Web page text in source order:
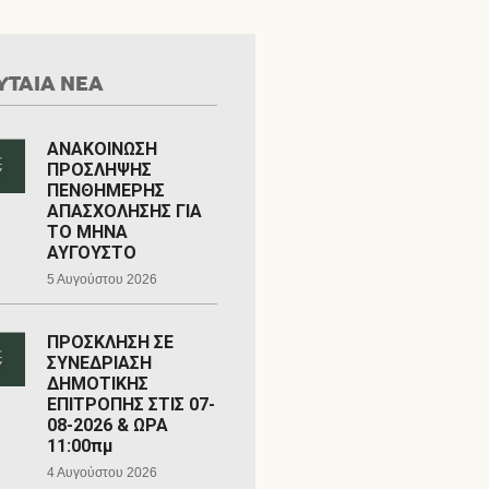
ΝΕΑ
ΑΝΑΚΟΙΝΩΣΗ
ΠΡΟΣΛΗΨΗΣ
ΠΕΝΘΗΜΕΡΗΣ
ΑΠΑΣΧΟΛΗΣΗΣ ΓΙΑ
ΤΟ ΜΗΝΑ
ΑΥΓΟΥΣΤΟ
5 Αυγούστου 2026
ΠΡΟΣΚΛΗΣΗ ΣΕ
ΣΥΝΕΔΡΙΑΣΗ
ΔΗΜΟΤΙΚΗΣ
ΕΠΙΤΡΟΠΗΣ ΣΤΙΣ 07-
08-2026 & ΩΡΑ
11:00πμ
4 Αυγούστου 2026